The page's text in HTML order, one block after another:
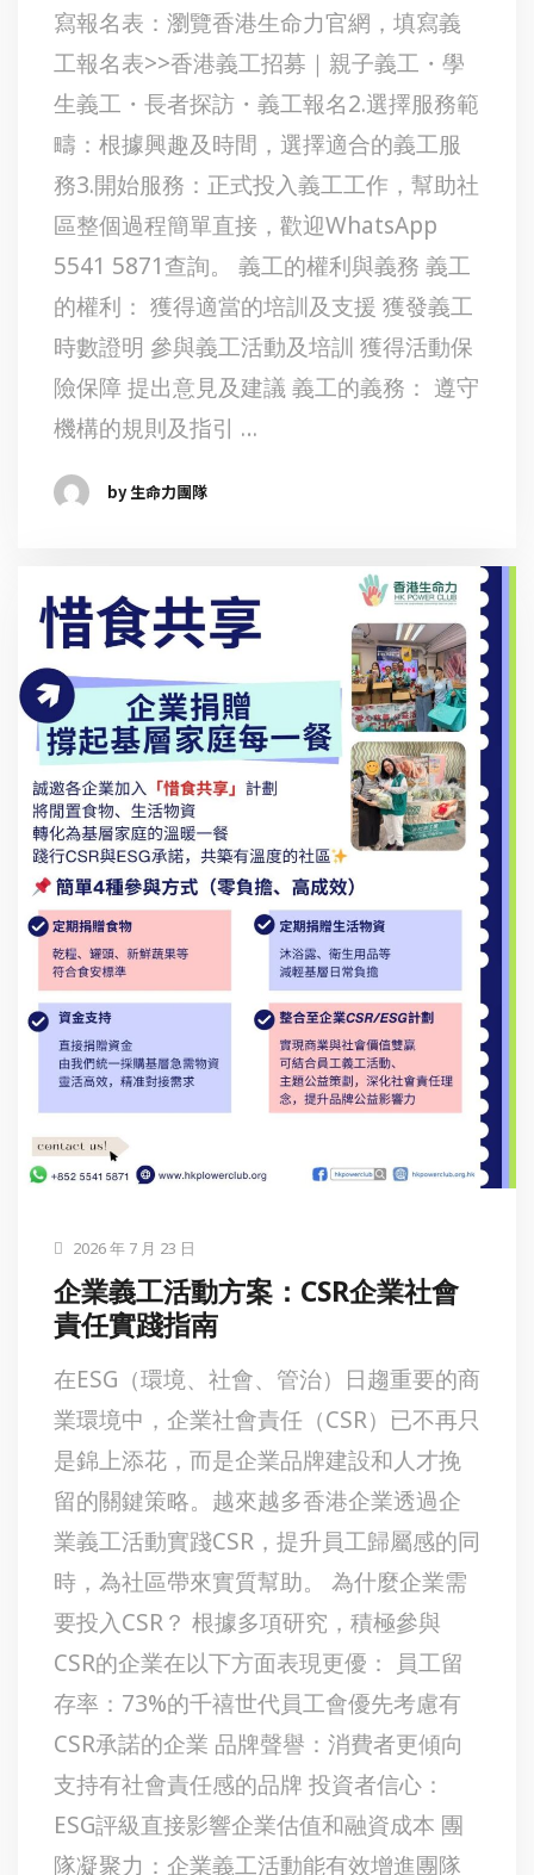
寫報名表：瀏覽香港生命力官網，填寫義
工報名表>>香港義工招募｜親子義工・學
生義工・長者探訪・義工報名2.選擇服務範
疇：根據興趣及時間，選擇適合的義工服
務3.開始服務：正式投入義工工作，幫助社
區整個過程簡單直接，歡迎WhatsApp
5541 5871查詢。 義工的權利與義務 義工
的權利： 獲得適當的培訓及支援 獲發義工
時數證明 參與義工活動及培訓 獲得活動保
險保障 提出意見及建議 義工的義務： 遵守
機構的規則及指引 …
by 生命力團隊
2026 年 7 月 23 日
企業義工活動方案：CSR企業社會
責任實踐指南
在ESG（環境、社會、管治）日趨重要的商
業環境中，企業社會責任（CSR）已不再只
是錦上添花，而是企業品牌建設和人才挽
留的關鍵策略。越來越多香港企業透過企
業義工活動實踐CSR，提升員工歸屬感的同
時，為社區帶來實質幫助。 為什麼企業需
要投入CSR？ 根據多項研究，積極參與
CSR的企業在以下方面表現更優： 員工留
存率：73%的千禧世代員工會優先考慮有
CSR承諾的企業 品牌聲譽：消費者更傾向
支持有社會責任感的品牌 投資者信心：
ESG評級直接影響企業估值和融資成本 團
隊凝聚力：企業義工活動能有效增進團隊